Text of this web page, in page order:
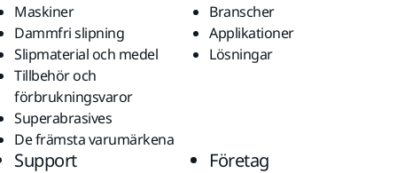
Maskiner
Dammfri slipning
Slipmaterial och medel
Tillbehör och
förbrukningsvaror
Superabrasives
De främsta varumärkena
Branscher
Applikationer
Lösningar
Support Företag